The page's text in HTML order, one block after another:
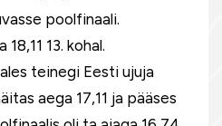
poolfinaali.
13. kohal.
teinegi Eesti ujuja
aega 17,11 ja pääses